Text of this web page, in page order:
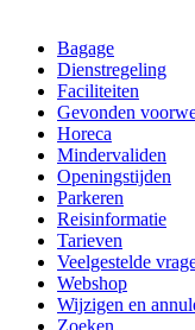
Bagage
Dienstregeling
Faciliteiten
Gevonden
Horeca
Mindervaliden
Openingstijden
Parkeren
Reisinformatie
Tarieven
Veelgestelde
Webshop
Wijzigen en
Zoeken